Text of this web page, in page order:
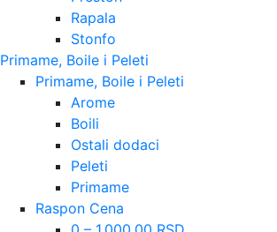
Rapala
Stonfo
Primame, Boile i Peleti
Primame, Boile i Peleti
Arome
Boili
Ostali dodaci
Peleti
Primame
Raspon Cena